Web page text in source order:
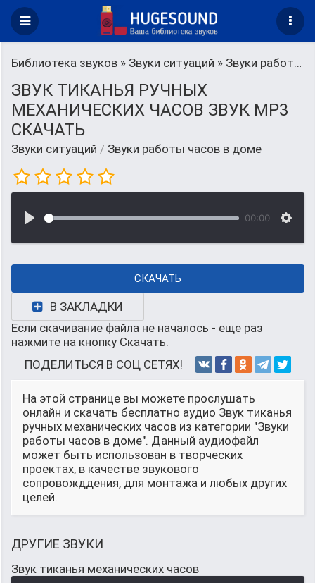
Библиотека звуков » Звуки ситуаций » Звуки работы часов в доме
ЗВУК ТИКАНЬЯ РУЧНЫХ
МЕХАНИЧЕСКИХ ЧАСОВ ЗВУК MP3
СКАЧАТЬ
Звуки ситуаций / Звуки работы часов в доме
00:00
СКАЧАТЬ
В ЗАКЛАДКИ
Если скачивание файла не началось - еще раз
нажмите на кнопку Скачать.
ПОДЕЛИТЬСЯ В СОЦ СЕТЯХ!
На этой странице вы можете прослушать
онлайн и скачать бесплатно аудио Звук тиканья
ручных механических часов из категории "Звуки
работы часов в доме". Данный аудиофайл
может быть использован в творческих
проектах, в качестве звукового
сопровожддения, для монтажа и любых других
целей.
ДРУГИЕ ЗВУКИ
Звук тиканья механических часов